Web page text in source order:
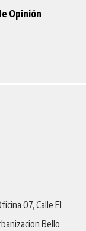
Opinión
07, Calle El
Bello